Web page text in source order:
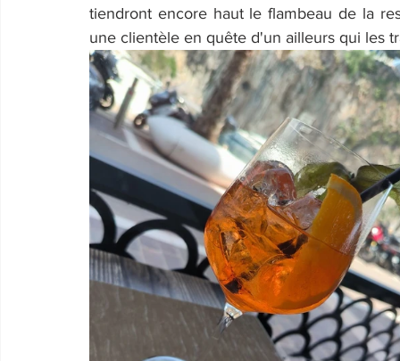
tiendront encore haut le flambeau de la
une clientèle en quête d'un ailleurs qui les